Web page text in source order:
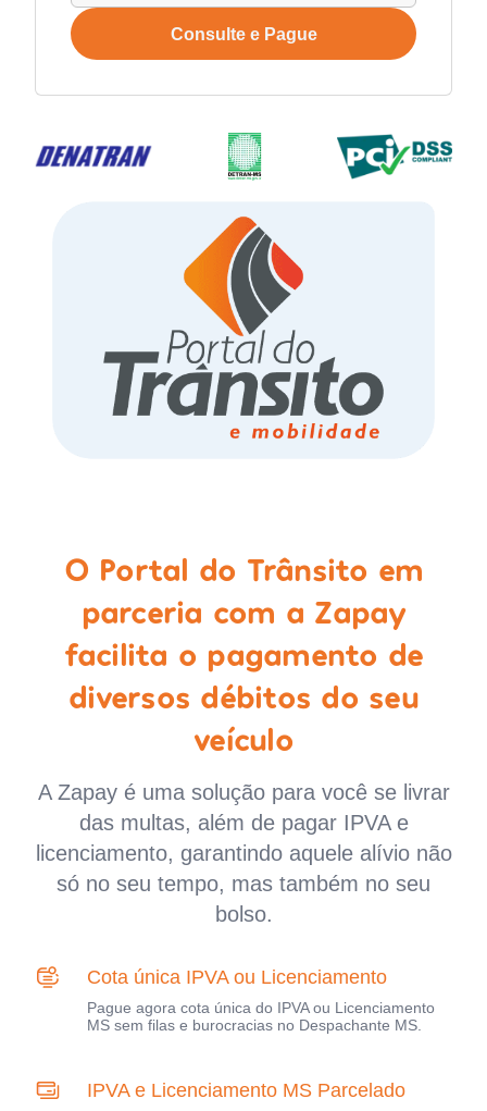
Consulte e Pague
O Portal do Trânsito em
parceria com a Zapay
facilita o pagamento de
diversos débitos do seu
veículo
A Zapay é uma solução para você se livrar
das multas, além de pagar IPVA e
licenciamento, garantindo aquele alívio não
só no seu tempo, mas também no seu
bolso.
Cota única IPVA ou Licenciamento
Pague agora cota única do IPVA ou Licenciamento
MS sem filas e burocracias no Despachante MS.
IPVA e Licenciamento MS Parcelado